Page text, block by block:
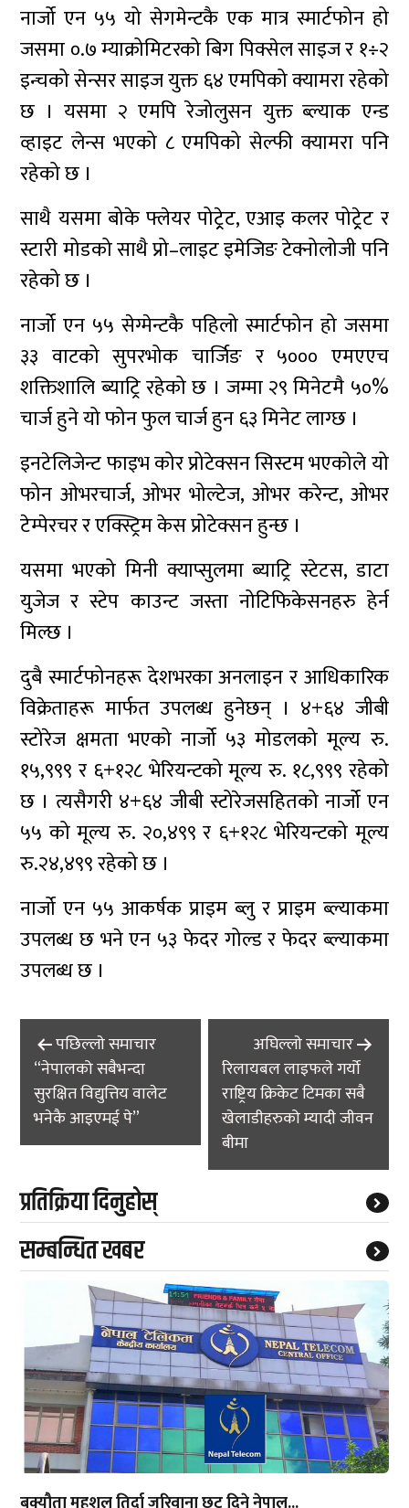
नार्जो एन ५५ यो सेगमेन्टकै एक मात्र स्मार्टफोन हो
जसमा ०.७ म्याक्रोमिटरको बिग पिक्सेल साइज र १÷२
इन्चको सेन्सर साइज युक्त ६४ एमपिको क्यामरा रहेको
छ । यसमा २ एमपि रेजोलुसन युक्त ब्ल्याक एन्ड
व्हाइट लेन्स भएको ८ एमपिको सेल्फी क्यामरा पनि
रहेको छ ।
साथै यसमा बोके फ्लेयर पोट्र्रेट, एआइ कलर पोट्र्रेट र
स्टारी मोडको साथै प्रो–लाइट इमेजिङ टेक्नोलोजी पनि
रहेको छ ।
नार्जो एन ५५ सेग्मेन्टकै पहिलो स्मार्टफोन हो जसमा
३३ वाटको सुपरभोक चार्जिङ र ५००० एमएएच
शक्तिशालि ब्याट्रि रहेको छ । जम्मा २९ मिनेटमै ५०%
चार्ज हुने यो फोन फुल चार्ज हुन ६३ मिनेट लाग्छ ।
इनटेलिजेन्ट फाइभ कोर प्रोटेक्सन सिस्टम भएकोले यो
फोन ओभरचार्ज, ओभर भोल्टेज, ओभर करेन्ट, ओभर
टेम्पेरचर र एक्स्ट्रिम केस प्रोटेक्सन हुन्छ ।
यसमा भएको मिनी क्याप्सुलमा ब्याट्रि स्टेटस, डाटा
युजेज र स्टेप काउन्ट जस्ता नोटिफिकेसनहरु हेर्न
मिल्छ ।
दुबै स्मार्टफोनहरू देशभरका अनलाइन र आधिकारिक
विक्रेताहरू मार्फत उपलब्ध हुनेछन् । ४+६४ जीबी
स्टोरेज क्षमता भएको नार्जो ५३ मोडलको मूल्य रु.
१५,९९९ र ६+१२८ भेरियन्टको मूल्य रु. १८,९९९ रहेको
छ । त्यसैगरी ४+६४ जीबी स्टोरेजसहितको नार्जो एन
५५ को मूल्य रु. २०,४९९ र ६+१२८ भेरियन्टको मूल्य
रु.२४,४९९ रहेको छ ।
नार्जो एन ५५ आकर्षक प्राइम ब्लु र प्राइम ब्ल्याकमा
उपलब्ध छ भने एन ५३ फेदर गोल्ड र फेदर ब्ल्याकमा
उपलब्ध छ ।
Post
navigation
पछिल्लाे समाचार
“नेपालको सबैभन्दा
सुरक्षित विद्युत्तिय वालेट
भनेकै आइएमई पे”
अघिल्लाे समाचार
रिलायबल लाइफले गर्यो
राष्ट्रिय क्रिकेट टिमका सबै
खेलाडीहरुको म्यादी जीवन
बीमा
प्रतिक्रिया दिनुहोस्
सम्बन्धित खबर